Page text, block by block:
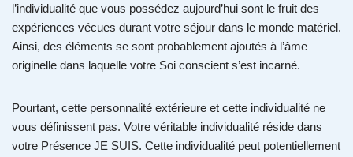
l’individualité que vous possédez aujourd’hui sont le fruit des
expériences vécues durant votre séjour dans le monde matériel.
Ainsi, des éléments se sont probablement ajoutés à l’âme
originelle dans laquelle votre Soi conscient s’est incarné.
Pourtant, cette personnalité extérieure et cette individualité ne
vous définissent pas. Votre véritable individualité réside dans
votre Présence JE SUIS. Cette individualité peut potentiellement